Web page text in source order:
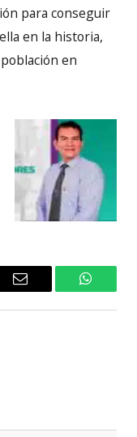
para conseguir
en la historia,
en
Email